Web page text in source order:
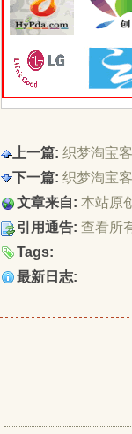
上一篇: 织梦淘宝
下一篇: 织梦淘宝
文章来自: 本站原
引用通告: 查看所
Tags:
最新日志: